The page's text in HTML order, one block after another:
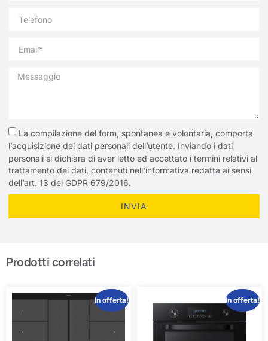
La compilazione del form, spontanea e volontaria, comporta
l’acquisizione dei dati personali dell’utente. Inviando i dati
personali si dichiara di aver letto ed accettato i termini relativi al
trattamento dei dati, contenuti nell'informativa redatta ai sensi
dell’art. 13 del GDPR 679/2016.
INVIA
Prodotti correlati
In offerta! In offerta!